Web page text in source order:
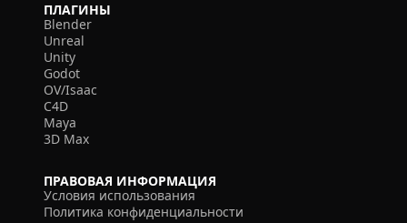
ПЛАГИНЫ
Blender
Unreal
Unity
Godot
OV/Isaac
C4D
Maya
3D Max
ПРАВОВАЯ ИНФОРМАЦИЯ
Условия использования
Политика конфиденциальности